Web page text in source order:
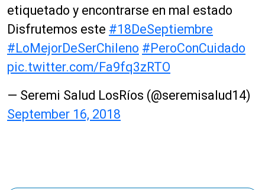
etiquetado y encontrarse en mal estado
Disfrutemos este #18DeSeptiembre
#LoMejorDeSerChileno #PeroConCuidado
pic.twitter.com/Fa9fq3zRTO
— Seremi Salud LosRíos (@seremisalud14)
September 16, 2018